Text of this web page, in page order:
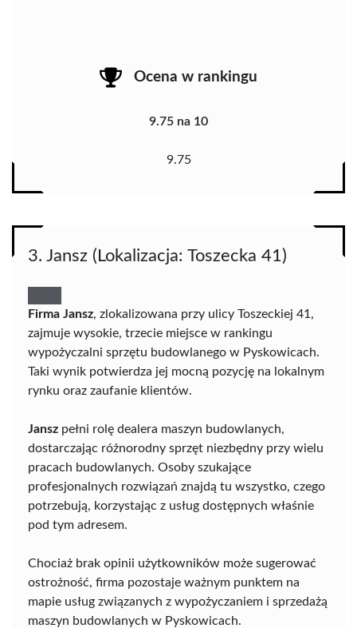
Ocena w rankingu
9.75 na 10
9.75
3. Jansz (Lokalizacja: Toszecka 41)
Firma Jansz, zlokalizowana przy ulicy Toszeckiej 41,
zajmuje wysokie, trzecie miejsce w rankingu
wypożyczalni sprzętu budowlanego w Pyskowicach.
Taki wynik potwierdza jej mocną pozycję na lokalnym
rynku oraz zaufanie klientów.
Jansz pełni rolę dealera maszyn budowlanych,
dostarczając różnorodny sprzęt niezbędny przy wielu
pracach budowlanych. Osoby szukające
profesjonalnych rozwiązań znajdą tu wszystko, czego
potrzebują, korzystając z usług dostępnych właśnie
pod tym adresem.
Chociaż brak opinii użytkowników może sugerować
ostrożność, firma pozostaje ważnym punktem na
mapie usług związanych z wypożyczaniem i sprzedażą
maszyn budowlanych w Pyskowicach.